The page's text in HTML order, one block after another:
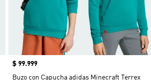
Precio
$ 99.999
Buzo con Capucha adidas Minecraft Terrex